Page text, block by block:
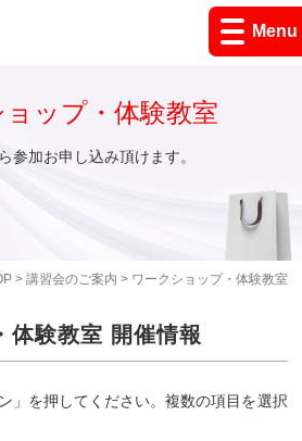
Menu
> 講習会のご案内 > ワークショップ・体験教室
ップ・体験教室
参加お申し込み頂けます。
体験教室 開催情報
」を押してください。複数の項目を選択